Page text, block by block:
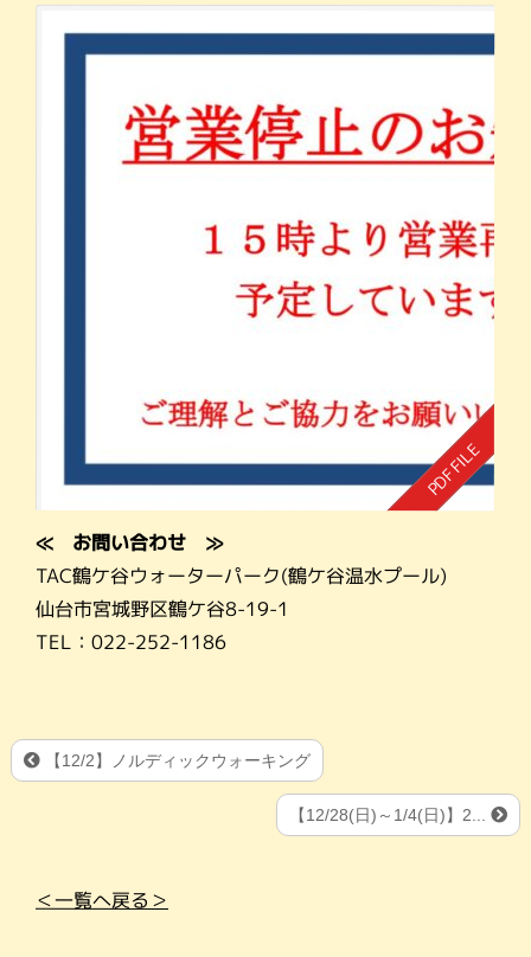
≪ お問い合わせ ≫
TAC鶴ケ谷ウォーターパーク(鶴ケ谷温水プール)
仙台市宮城野区鶴ケ谷8-19-1
TEL：022-252-1186
【12/2】ノルディックウォーキング
【12/28(日)～1/4(日)】2...
＜一覧へ戻る＞